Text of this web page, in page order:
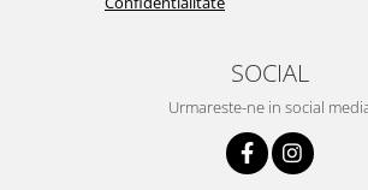
SOCIAL
Urmareste-ne in social